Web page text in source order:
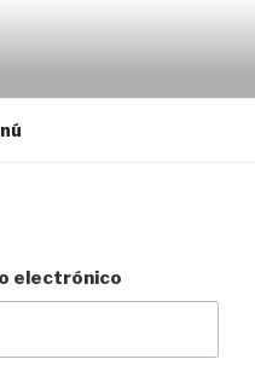
electrónico